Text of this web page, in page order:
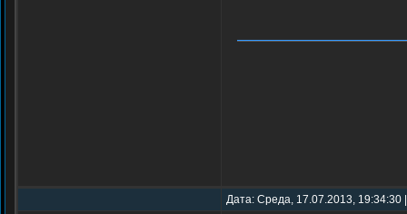
Дата: Среда, 17.07.2013,